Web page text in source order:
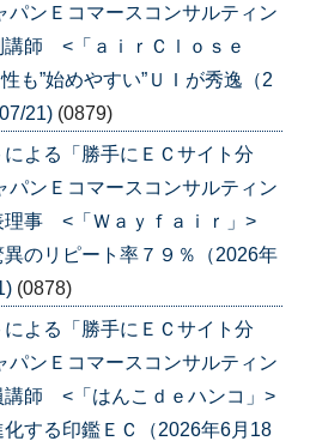
ンＥコマースコンサルティン
師 <「ａｉｒＣｌｏｓｅ
”始めやすい”ＵＩが秀逸（2
21) (0879)
による「勝手にＥＣサイト分
ンＥコマースコンサルティン
事 <「Ｗａｙｆａｉｒ」>
のリピート率７９％（2026年
(0878)
による「勝手にＥＣサイト分
ンＥコマースコンサルティン
師 <「はんこｄｅハンコ」>
する印鑑ＥＣ（2026年6月18